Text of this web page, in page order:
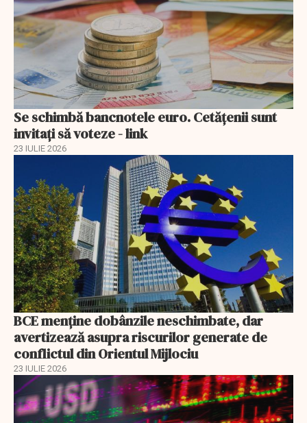
Se schimbă bancnotele euro. Cetățenii sunt
invitați să voteze - link
23 IULIE 2026
BCE menține dobânzile neschimbate, dar
avertizează asupra riscurilor generate de
conflictul din Orientul Mijlociu
23 IULIE 2026